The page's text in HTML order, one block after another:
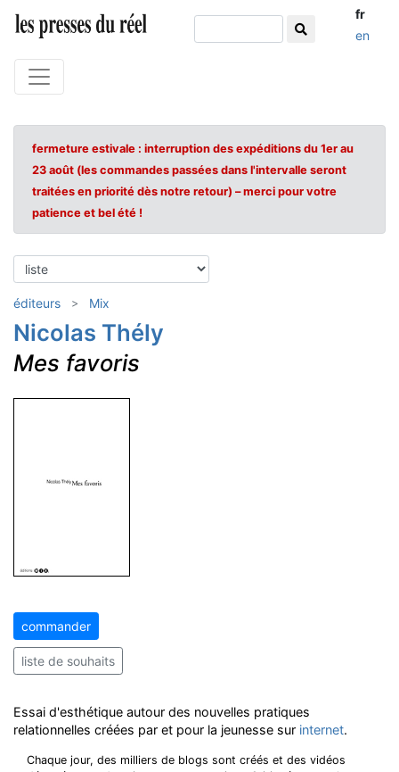
fr
en
fermeture estivale : interruption des expéditions du 1er au
23 août (les commandes passées dans l'intervalle seront
traitées en priorité dès notre retour) – merci pour votre
patience et bel été !
éditeurs Mix
Nicolas Thély
Mes favoris
commander
liste de souhaits
Essai d'esthétique autour des nouvelles pratiques
relationnelles créées par et pour la jeunesse sur internet.
Chaque jour, des milliers de blogs sont créés et des vidéos